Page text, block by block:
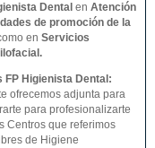
Dental en Atención
de promoción de la
en Servicios
Higienista Dental:
ofrecemos adjunta para
para profesionalizarte
Centros que referimos
de Higiene